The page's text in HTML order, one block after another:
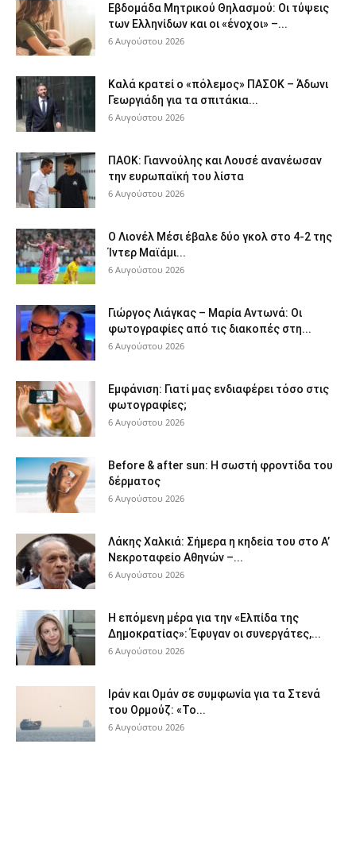
Εβδομάδα Μητρικού Θηλασμού: Οι τύψεις
των Ελληνίδων και οι «ένοχοι» –...
6 Αυγούστου 2026
Καλά κρατεί ο «πόλεμος» ΠΑΣΟΚ – Άδωνι
Γεωργιάδη για τα σπιτάκια...
6 Αυγούστου 2026
ΠΑΟΚ: Γιαννούλης και Λουσέ ανανέωσαν
την ευρωπαϊκή του λίστα
6 Αυγούστου 2026
Ο Λιονέλ Μέσι έβαλε δύο γκολ στο 4-2 της
Ίντερ Μαϊάμι...
6 Αυγούστου 2026
Γιώργος Λιάγκας – Μαρία Αντωνά: Οι
φωτογραφίες από τις διακοπές στη...
6 Αυγούστου 2026
Εμφάνιση: Γιατί μας ενδιαφέρει τόσο στις
φωτογραφίες;
6 Αυγούστου 2026
Before & after sun: Η σωστή φροντίδα του
δέρματος
6 Αυγούστου 2026
Λάκης Χαλκιά: Σήμερα η κηδεία του στο Α’
Νεκροταφείο Αθηνών –...
6 Αυγούστου 2026
Η επόμενη μέρα για την «Ελπίδα της
Δημοκρατίας»: Έφυγαν οι συνεργάτες,...
6 Αυγούστου 2026
Ιράν και Ομάν σε συμφωνία για τα Στενά
του Ορμούζ: «Το...
6 Αυγούστου 2026